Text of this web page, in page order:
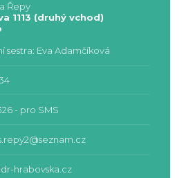
Řepy
1113 (druhý vchod)
sestra: Eva Adamčíková
- pro SMS
hrabovska.cz